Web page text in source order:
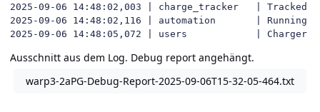
2025-09-06 14:48:02,003 | charge_tracker   | Tracked
2025-09-06 14:48:02,116 | automation       | Running
2025-09-06 14:48:05,072 | users            | Charger
Ausschnitt aus dem Log. Debug report angehängt.
warp3-2aPG-Debug-Report-2025-09-06T15-32-05-464.txt